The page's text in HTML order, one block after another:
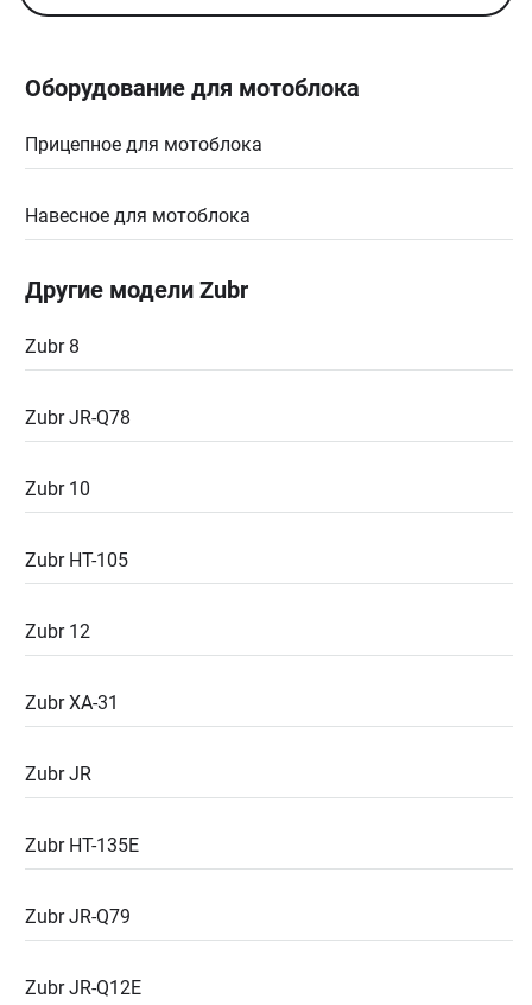
Оборудование для мотоблока
Прицепное для мотоблока
Навесное для мотоблока
Другие модели Zubr
Zubr 8
Zubr JR-Q78
Zubr 10
Zubr HT-105
Zubr 12
Zubr XA-31
Zubr JR
Zubr HT-135E
Zubr JR-Q79
Zubr JR-Q12E